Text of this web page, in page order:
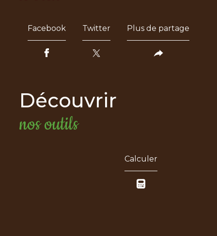
Facebook Twitter Plus de partage
découvrir
nos outils
Calculer